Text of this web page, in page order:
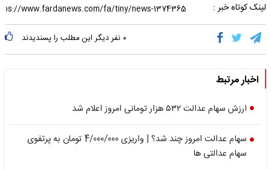
لینک کوتاه خبر :
۰ نفر دیگر این مطلب را پسندیدند
اخبار مرتبط
ارزش سهام عدالت ۵۳۲ هزار تومانی امروز اعلام شد
سهام عدالت امروز چند شد؟ | واریزی 4/000/000 تومان به پرتفوی
سهام عدالتی ها